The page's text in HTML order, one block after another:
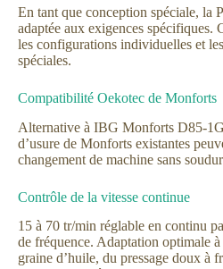
En tant que conception spéciale, la
adaptée aux exigences spécifiques.
les configurations individuelles et
spéciales.
Compatibilité Oekotec de Monforts
Alternative à IBG Monforts D85-
d’usure de Monforts existantes
changement de machine sans
Contrôle de la vitesse continue
15 à 70 tr/min réglable en continu
de fréquence. Adaptation optimale
graine d’huile, du pressage doux à